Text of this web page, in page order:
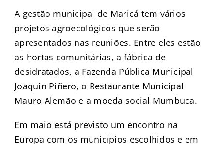
A gestão municipal de Maricá tem vários
projetos agroecológicos que serão
apresentados nas reuniões. Entre eles estão
as hortas comunitárias, a fábrica de
desidratados, a Fazenda Pública Municipal
Joaquin Piñero, o Restaurante Municipal
Mauro Alemão e a moeda social Mumbuca.
Em maio está previsto um encontro na
Europa com os municípios escolhidos e em